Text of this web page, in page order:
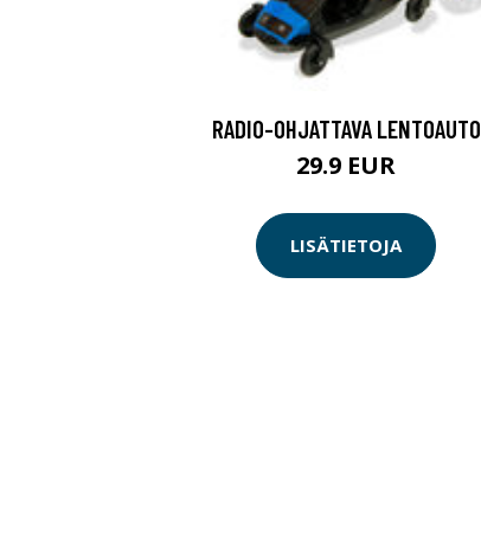
RADIO-OHJATTAVA LENTOAUTO
29.9 EUR
LISÄTIETOJA